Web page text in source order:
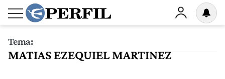
Tema:
MATIAS EZEQUIEL MARTINEZ